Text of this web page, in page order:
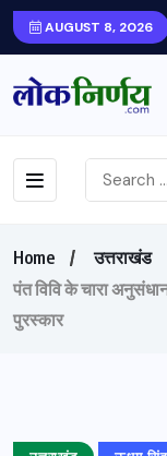
AUGUST 8, 2026
Home
उत्तराखंड
पंत विवि के चारा
पुरस्कार